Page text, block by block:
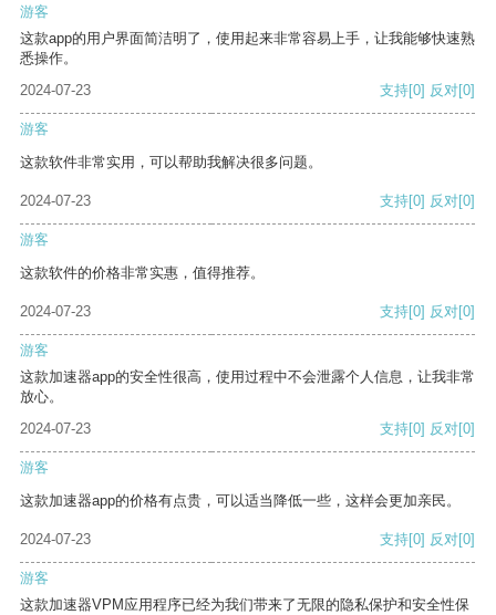
游客
这款app的用户界面简洁明了，使用起来非常容易上手，让我能够快速熟
悉操作。
2024-07-23
支持[0] 反对[0]
游客
这款软件非常实用，可以帮助我解决很多问题。
2024-07-23 支持[0] 反对[0]
游客
这款软件的价格非常实惠，值得推荐。
2024-07-23 支持[0] 反对[0]
游客
这款加速器app的安全性很高，使用过程中不会泄露个人信息，让我非常
放心。
2024-07-23
支持[0] 反对[0]
游客
这款加速器app的价格有点贵，可以适当降低一些，这样会更加亲民。
2024-07-23 支持[0] 反对[0]
游客
这款加速器VPM应用程序已经为我们带来了无限的隐私保护和安全性保